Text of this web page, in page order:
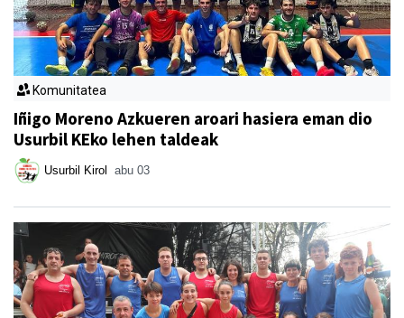
Komunitatea
Iñigo Moreno Azkueren aroari hasiera eman dio
Usurbil KEko lehen taldeak
Usurbil Kirol abu 03